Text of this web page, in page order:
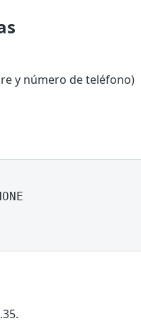
y número de teléfono)